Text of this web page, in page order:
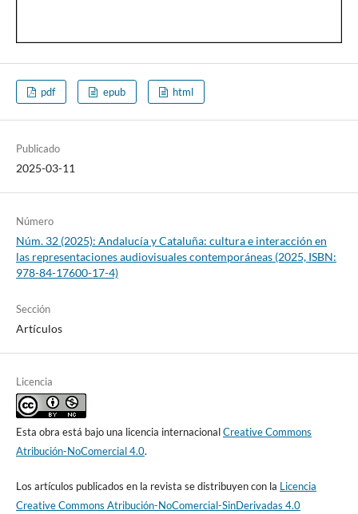
pdf epub html
Publicado
2025-03-11
Número
Núm. 32 (2025): Andalucía y Cataluña: cultura e interacción en
las representaciones audiovisuales contemporáneas (2025, ISBN:
978-84-17600-17-4)
Sección
Artículos
Licencia
Esta obra está bajo una licencia internacionalCreative Commons
Atribución-NoComercial 4.0.
Los artículos publicados en la revista se distribuyen con la Licencia
Creative Commons Atribución-NoComercial-SinDerivadas 4.0